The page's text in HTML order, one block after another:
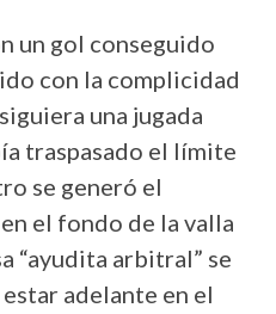
un gol conseguido
con la complicidad
una jugada
traspasado el límite
se generó el
el fondo de la valla
“ayudita arbitral” se
adelante en el